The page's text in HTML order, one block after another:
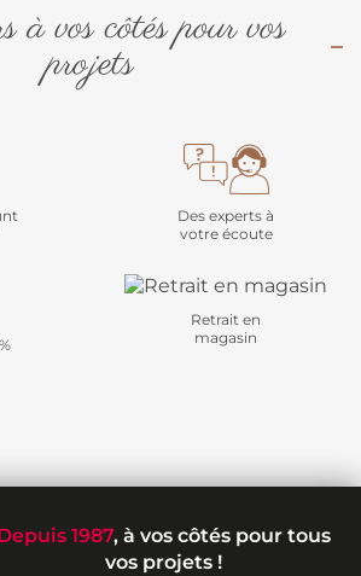
à vos côtés pour vos
projets
Des experts à
votre écoute
Retrait en
magasin
1987, à vos côtés pour tous
vos projets !